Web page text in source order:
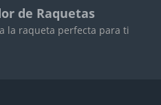
de Raquetas
la raqueta perfecta para ti